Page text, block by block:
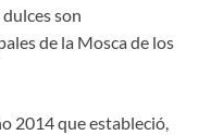
son
de la Mosca de los
2014 que estableció,